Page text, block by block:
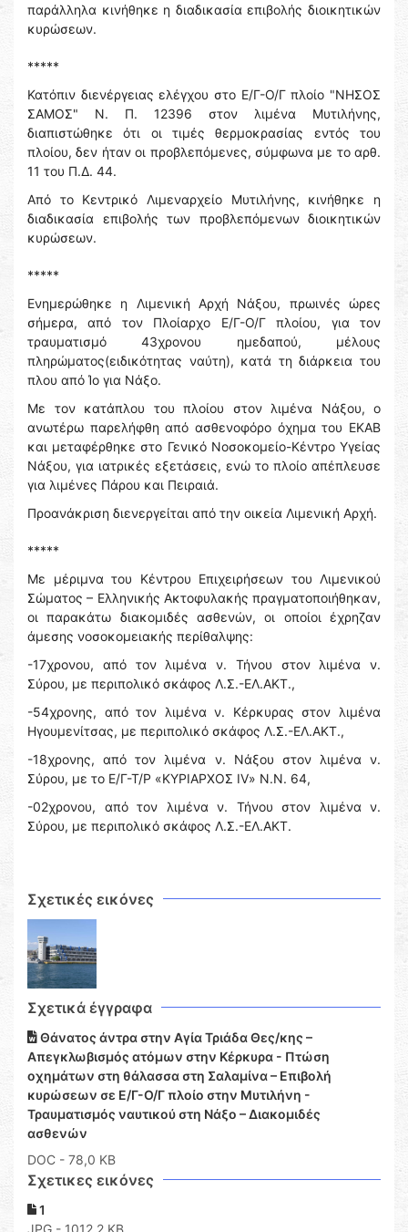
παράλληλα κινήθηκε η διαδικασία επιβολής διοικητικών
κυρώσεων.
*****
Κατόπιν διενέργειας ελέγχου στο Ε/Γ-Ο/Γ πλοίο "ΝΗΣΟΣ
ΣΑΜΟΣ" Ν. Π. 12396 στον λιμένα Μυτιλήνης,
διαπιστώθηκε ότι οι τιμές θερμοκρασίας εντός του
πλοίου, δεν ήταν οι προβλεπόμενες, σύμφωνα με το αρθ.
11 του Π.Δ. 44.
Από το Κεντρικό Λιμεναρχείο Μυτιλήνης, κινήθηκε η
διαδικασία επιβολής των προβλεπόμενων διοικητικών
κυρώσεων.
*****
Ενημερώθηκε η Λιμενική Αρχή Νάξου, πρωινές ώρες
σήμερα, από τον Πλοίαρχο Ε/Γ-Ο/Γ πλοίου, για τον
τραυματισμό 43χρονου ημεδαπού, μέλους
πληρώματος(ειδικότητας ναύτη), κατά τη διάρκεια του
πλου από Ίο για Νάξο.
Με τον κατάπλου του πλοίου στον λιμένα Νάξου, ο
ανωτέρω παρελήφθη από ασθενοφόρο όχημα του ΕΚΑΒ
και μεταφέρθηκε στο Γενικό Νοσοκομείο-Κέντρο Υγείας
Νάξου, για ιατρικές εξετάσεις, ενώ το πλοίο απέπλευσε
για λιμένες Πάρου και Πειραιά.
Προανάκριση διενεργείται από την οικεία Λιμενική Αρχή.
*****
Με μέριμνα του Κέντρου Επιχειρήσεων του Λιμενικού
Σώματος – Ελληνικής Ακτοφυλακής πραγματοποιήθηκαν,
οι παρακάτω διακομιδές ασθενών, οι οποίοι έχρηζαν
άμεσης νοσοκομειακής περίθαλψης:
-17χρονου, από τον λιμένα ν. Τήνου στον λιμένα ν.
Σύρου, με περιπολικό σκάφος Λ.Σ.-ΕΛ.ΑΚΤ.,
-54χρονης, από τον λιμένα ν. Κέρκυρας στον λιμένα
Ηγουμενίτσας, με περιπολικό σκάφος Λ.Σ.-ΕΛ.ΑΚΤ.,
-18χρονης, από τον λιμένα ν. Νάξου στον λιμένα ν.
Σύρου, με το Ε/Γ-Τ/Ρ «ΚΥΡΙΑΡΧΟΣ IV» Ν.Ν. 64,
-02χρονου, από τον λιμένα ν. Τήνου στον λιμένα ν.
Σύρου, με περιπολικό σκάφος Λ.Σ.-ΕΛ.ΑΚΤ.
Σχετικές εικόνες
Σχετικά έγγραφα
Θάνατος άντρα στην Αγία Τριάδα Θες/κης –
Απεγκλωβισμός ατόμων στην Κέρκυρα - Πτώση
οχημάτων στη θάλασσα στη Σαλαμίνα – Επιβολή
κυρώσεων σε Ε/Γ-Ο/Γ πλοίο στην Μυτιλήνη -
Τραυματισμός ναυτικού στη Νάξο – Διακομιδές
ασθενών
DOC - 78,0 KB
Σχετικες εικόνες
1